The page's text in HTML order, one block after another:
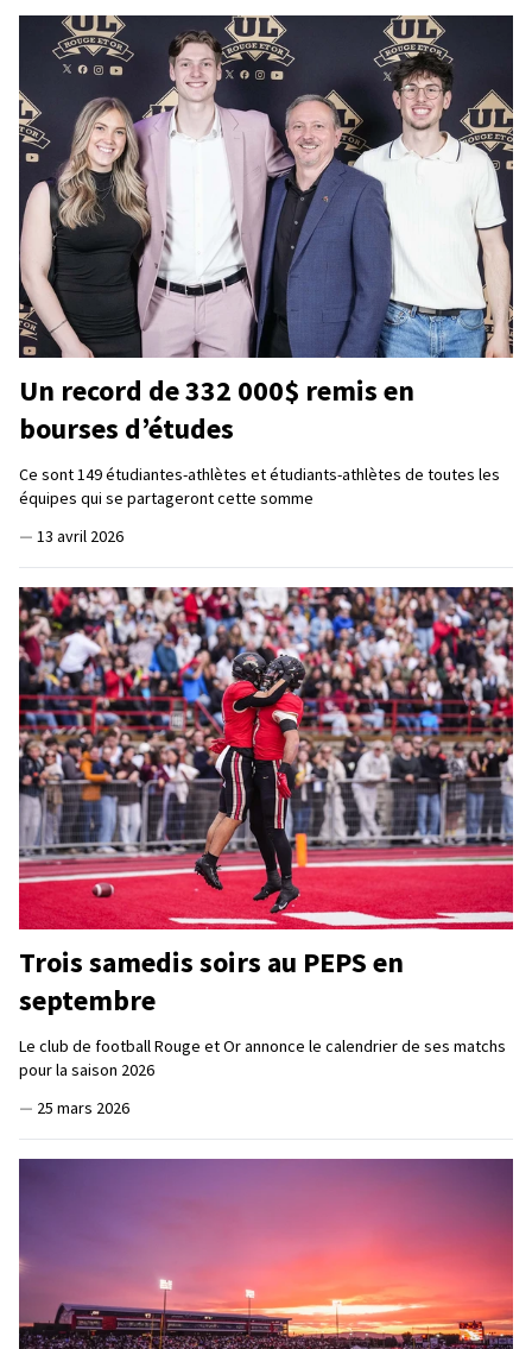
Un record de 332 000$ remis en
bourses d’études
Ce sont 149 étudiantes-athlètes et étudiants-athlètes de toutes les
équipes qui se partageront cette somme
— 13 avril 2026
Trois samedis soirs au PEPS en
septembre
Le club de football Rouge et Or annonce le calendrier de ses matchs
pour la saison 2026
— 25 mars 2026